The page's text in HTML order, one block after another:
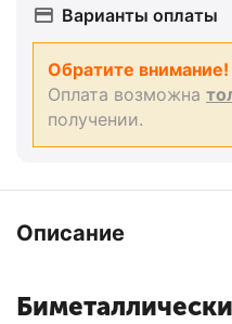
Варианты оплаты
Обратите внимание!
Оплата возможна
получении.
Описание